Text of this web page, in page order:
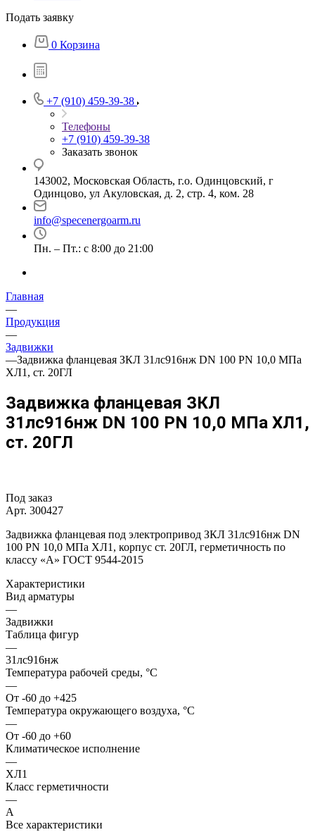
Подать заявку
0 Корзина
+7 (910) 459-39-38
Телефоны
+7 (910) 459-39-38
Заказать звонок
143002, Московская Область, г.о. Одинцовский, г
Одинцово, ул Акуловская, д. 2, стр. 4, ком. 28
info@specenergoarm.ru
Пн. – Пт.: с 8:00 до 21:00
Главная
—
Продукция
—
Задвижки
—Задвижка фланцевая ЗКЛ 31лс916нж DN 100 PN 10,0 МПа
ХЛ1, ст. 20ГЛ
Задвижка фланцевая ЗКЛ
31лс916нж DN 100 PN 10,0 МПа ХЛ1,
ст. 20ГЛ
Под заказ
Арт. 300427
Задвижка фланцевая под электропривод ЗКЛ 31лс916нж DN
100 PN 10,0 МПа ХЛ1, корпус ст. 20ГЛ, герметичность по
классу «A» ГОСТ 9544-2015
Характеристики
Вид арматуры
—
Задвижки
Таблица фигур
—
31лс916нж
Температура рабочей среды, °С
—
От -60 до +425
Температура окружающего воздуха, °С
—
От -60 до +60
Климатическое исполнение
—
ХЛ1
Класс герметичности
—
А
Все характеристики